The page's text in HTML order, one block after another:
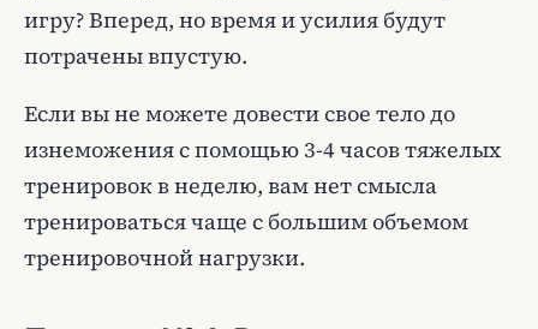
игру? Вперед, но время и усилия будут
потрачены впустую.
Если вы не можете довести свое тело до
изнеможения с помощью 3-4 часов тяжелых
тренировок в неделю, вам нет смысла
тренироваться чаще с большим объемом
тренировочной нагрузки.